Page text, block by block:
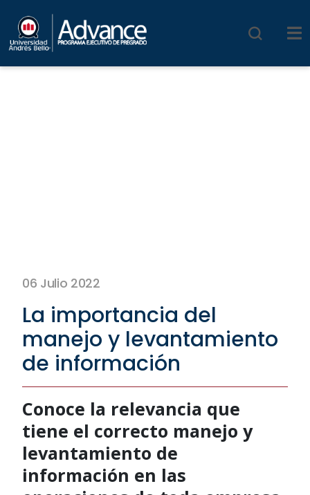
06 Julio 2022
La importancia del
manejo y levantamiento
de información
Conoce la relevancia que
tiene el correcto manejo y
levantamiento de
información en las